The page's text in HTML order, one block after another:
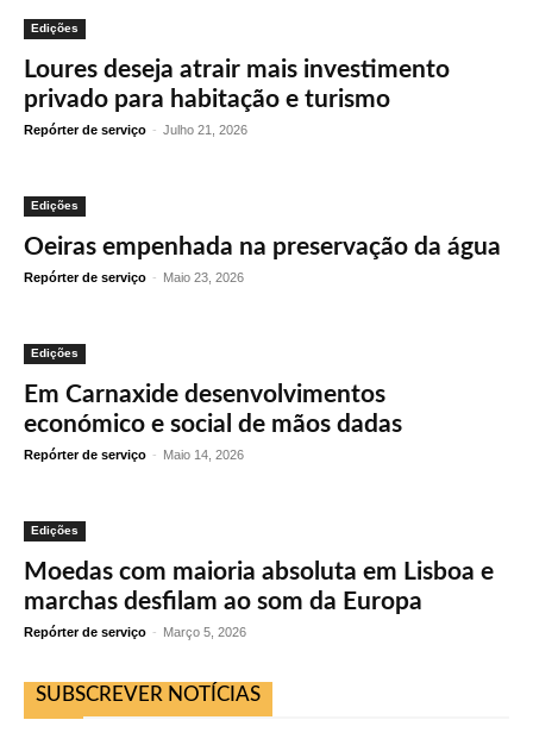
Edições
Loures deseja atrair mais investimento
privado para habitação e turismo
Repórter de serviço - Julho 21, 2026
Edições
Oeiras empenhada na preservação da água
Repórter de serviço - Maio 23, 2026
Edições
Em Carnaxide desenvolvimentos
económico e social de mãos dadas
Repórter de serviço - Maio 14, 2026
Edições
Moedas com maioria absoluta em Lisboa e
marchas desfilam ao som da Europa
Repórter de serviço - Março 5, 2026
SUBSCREVER NOTÍCIAS